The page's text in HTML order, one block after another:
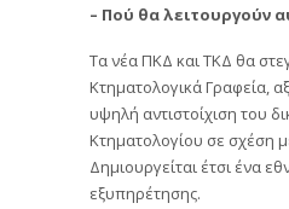
– Πού θα λειτουργούν
Τα νέα ΠΚΔ και ΤΚΔ θα
Κτηματολογικά Γραφεία,
υψηλή αντιστοίχιση του
Κτηματολογίου σε σχέση
Δημιουργείται έτσι ένα
εξυπηρέτησης.